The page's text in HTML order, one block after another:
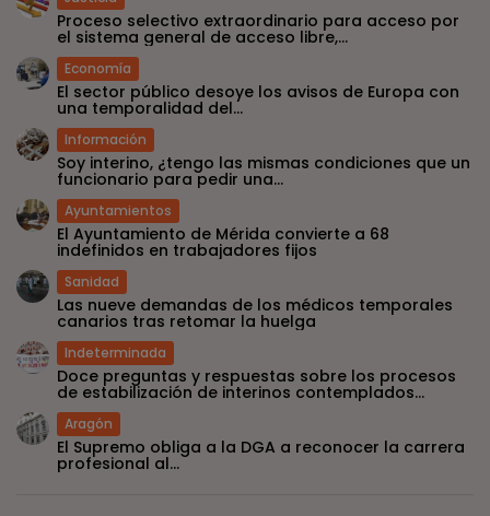
Proceso selectivo extraordinario para acceso por
el sistema general de acceso libre,...
Economía
El sector público desoye los avisos de Europa con
una temporalidad del...
Información
Soy interino, ¿tengo las mismas condiciones que un
funcionario para pedir una...
Ayuntamientos
El Ayuntamiento de Mérida convierte a 68
indefinidos en trabajadores fijos
Sanidad
Las nueve demandas de los médicos temporales
canarios tras retomar la huelga
Indeterminada
Doce preguntas y respuestas sobre los procesos
de estabilización de interinos contemplados...
Aragón
El Supremo obliga a la DGA a reconocer la carrera
profesional al...